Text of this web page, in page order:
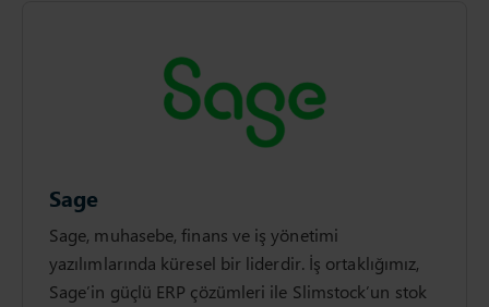
Sage
Sage, muhasebe, finans ve iş yönetimi
yazılımlarında küresel bir liderdir. İş ortaklığımız,
Sage’in güçlü ERP çözümleri ile Slimstock’un stok